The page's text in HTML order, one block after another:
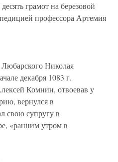
грамот на березовой
профессора Артемия
Николая
декабря 1083 г.
Комнин, отвоевав у
вернулся в
свою супругу в
«ранним утром в